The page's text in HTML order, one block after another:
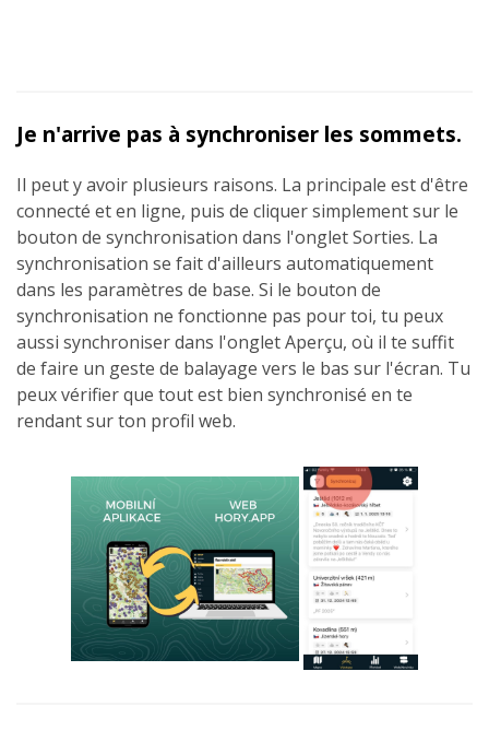
Je n'arrive pas à synchroniser les sommets.
Il peut y avoir plusieurs raisons. La principale est d'être
connecté et en ligne, puis de cliquer simplement sur le
bouton de synchronisation dans l'onglet Sorties. La
synchronisation se fait d'ailleurs automatiquement
dans les paramètres de base. Si le bouton de
synchronisation ne fonctionne pas pour toi, tu peux
aussi synchroniser dans l'onglet Aperçu, où il te suffit
de faire un geste de balayage vers le bas sur l'écran. Tu
peux vérifier que tout est bien synchronisé en te
rendant sur ton profil web.